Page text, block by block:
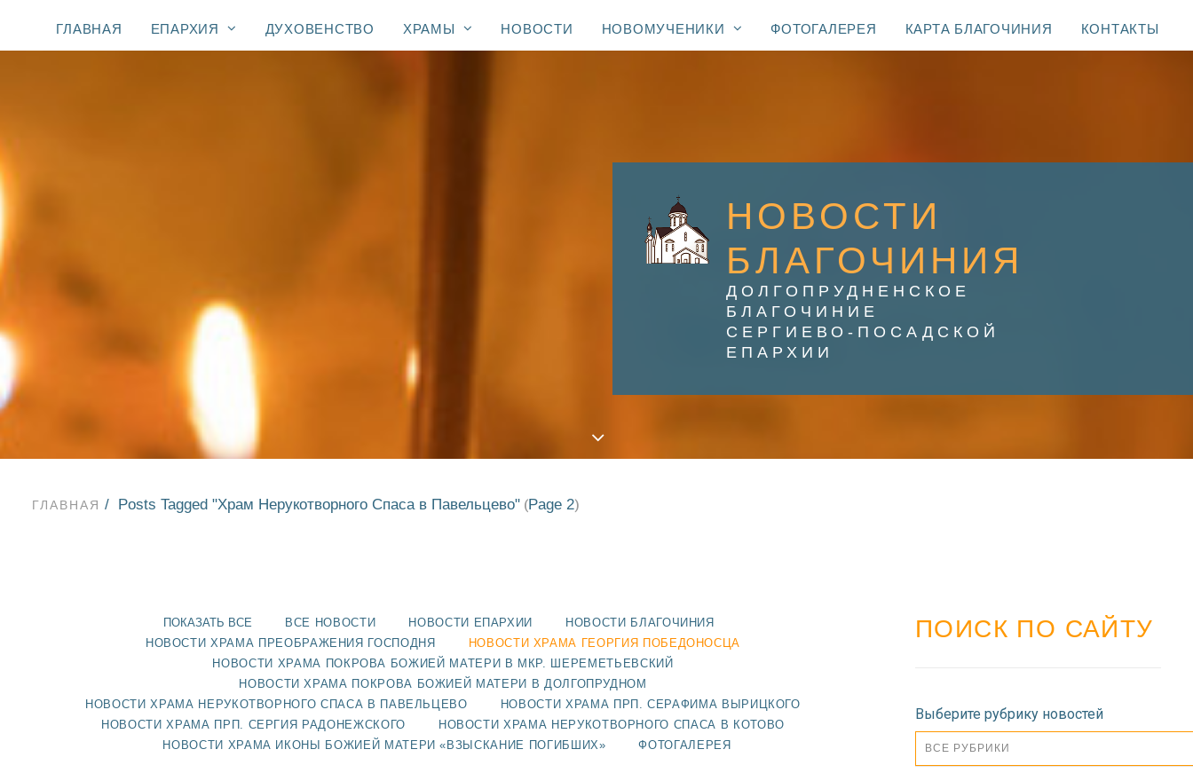
ГЛАВНАЯ ЕПАРХИЯ ДУХОВЕНСТВО ХРАМЫ НОВОСТИ НОВОМУЧЕНИКИ ФОТОГАЛЕРЕЯ КАРТА БЛАГОЧИНИЯ КОНТАКТЫ
НОВОСТИ
БЛАГОЧИНИЯ
ДОЛГОПРУДНЕНСКОЕ
БЛАГОЧИНИЕ
СЕРГИЕВО-ПОСАДСКОЙ
ЕПАРХИИ
ГЛАВНАЯ Posts Tagged "Храм Нерукотворного Спаса в Павельцево" (Page 2)
ПОКАЗАТЬ ВСЕ ВСЕ НОВОСТИ НОВОСТИ ЕПАРХИИ
НОВОСТИ БЛАГОЧИНИЯ
НОВОСТИ ХРАМА ПРЕОБРАЖЕНИЯ ГОСПОДНЯ
НОВОСТИ ХРАМА ГЕОРГИЯ ПОБЕДОНОСЦА
НОВОСТИ ХРАМА ПОКРОВА БОЖИЕЙ МАТЕРИ В МКР. ШЕРЕМЕТЬЕВСКИЙ
НОВОСТИ ХРАМА ПОКРОВА БОЖИЕЙ МАТЕРИ В ДОЛГОПРУДНОМ
НОВОСТИ ХРАМА НЕРУКОТВОРНОГО СПАСА В ПАВЕЛЬЦЕВО
НОВОСТИ ХРАМА ПРП. СЕРАФИМА ВЫРИЦКОГО
НОВОСТИ ХРАМА ПРП. СЕРГИЯ РАДОНЕЖСКОГО
НОВОСТИ ХРАМА НЕРУКОТВОРНОГО СПАСА В КОТОВО
НОВОСТИ ХРАМА ИКОНЫ БОЖИЕЙ МАТЕРИ «ВЗЫСКАНИЕ ПОГИБШИХ»
ФОТОГАЛЕРЕЯ
ПОИСК ПО САЙТУ
Выберите рубрику новостей
ВСЕ РУБРИКИ